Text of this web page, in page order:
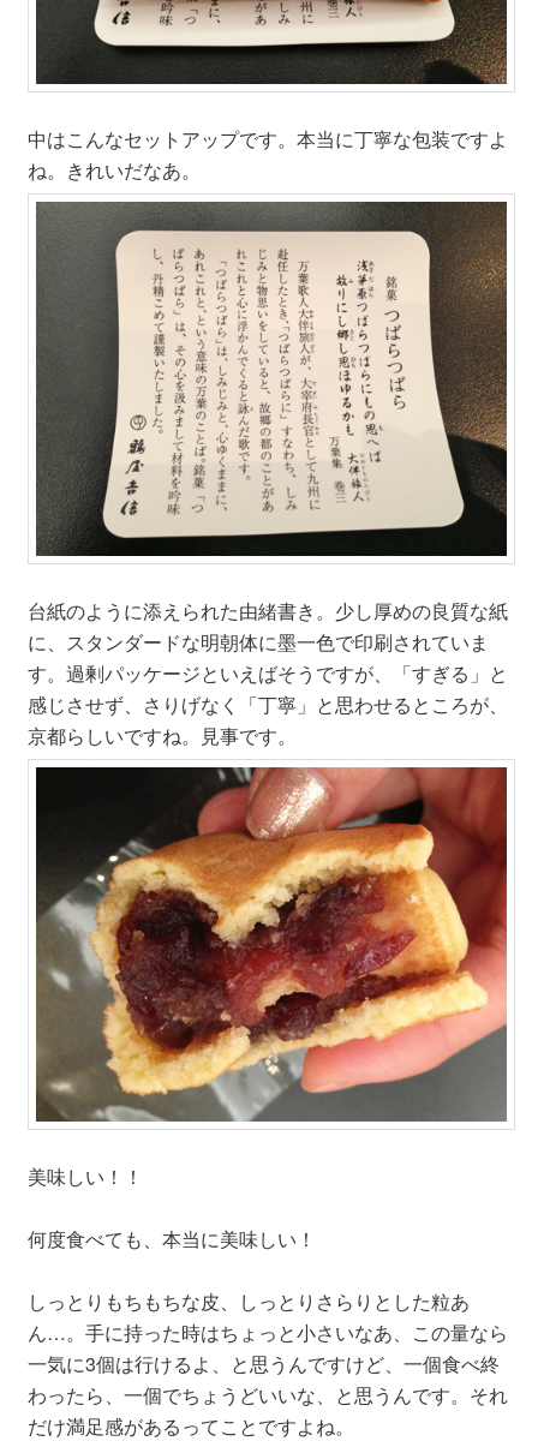
中はこんなセットアップです。本当に丁寧な包装ですよ
ね。きれいだなあ。
台紙のように添えられた由緒書き。少し厚めの良質な紙
に、スタンダードな明朝体に墨一色で印刷されていま
す。過剰パッケージといえばそうですが、「すぎる」と
感じさせず、さりげなく「丁寧」と思わせるところが、
京都らしいですね。見事です。
美味しい！！
何度食べても、本当に美味しい！
しっとりもちもちな皮、しっとりさらりとした粒あ
ん…。手に持った時はちょっと小さいなあ、この量なら
一気に3個は行けるよ、と思うんですけど、一個食べ終
わったら、一個でちょうどいいな、と思うんです。それ
だけ満足感があるってことですよね。